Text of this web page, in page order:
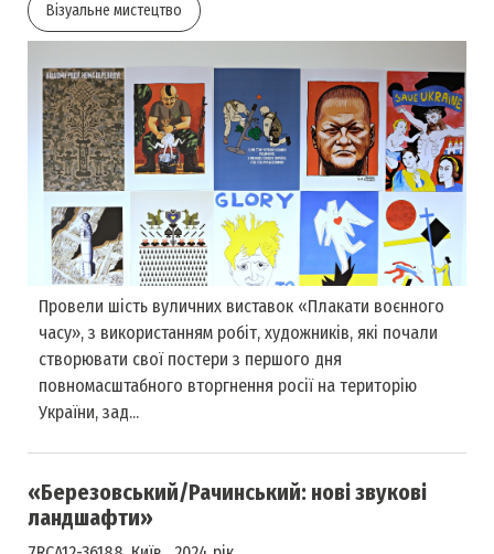
Візуальне мистецтво
Провели шість вуличних виставок «Плакати воєнного
часу», з використанням робіт, художників, які почали
створювати свої постери з першого дня
повномасштабного вторгнення росії на територію
України, зад...
«Березовський/Рачинський: нові звукові
ландшафти»